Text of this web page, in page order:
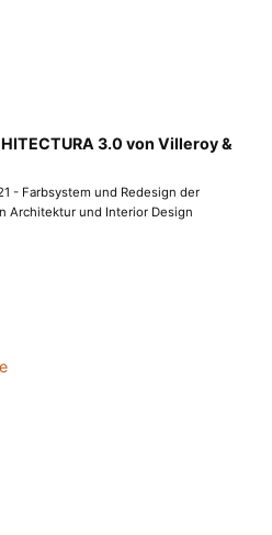
3.0 von Villeroy &
- Farbsystem und Redesign der
Architektur und Interior Design